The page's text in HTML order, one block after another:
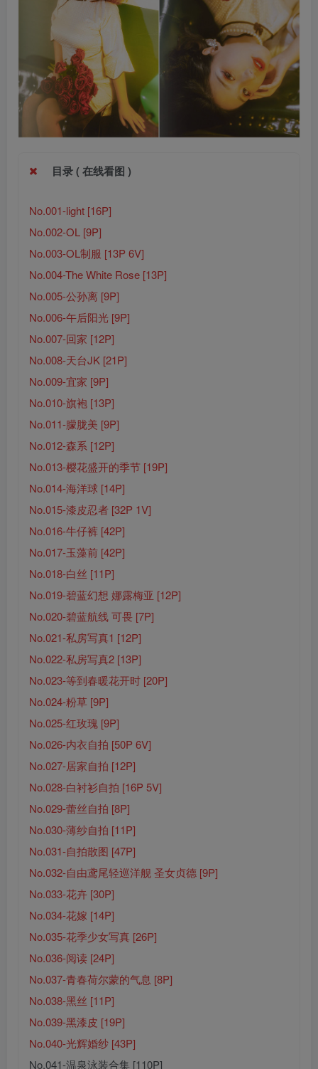
目录 ( 在线看图 )
No.001-light [16P]
No.002-OL [9P]
No.003-OL制服 [13P 6V]
No.004-The White Rose [13P]
No.005-公孙离 [9P]
No.006-午后阳光 [9P]
No.007-回家 [12P]
No.008-天台JK [21P]
No.009-宜家 [9P]
No.010-旗袍 [13P]
No.011-朦胧美 [9P]
No.012-森系 [12P]
No.013-樱花盛开的季节 [19P]
No.014-海洋球 [14P]
No.015-漆皮忍者 [32P 1V]
No.016-牛仔裤 [42P]
No.017-玉藻前 [42P]
No.018-白丝 [11P]
No.019-碧蓝幻想 娜露梅亚 [12P]
No.020-碧蓝航线 可畏 [7P]
No.021-私房写真1 [12P]
No.022-私房写真2 [13P]
No.023-等到春暖花开时 [20P]
No.024-粉草 [9P]
No.025-红玫瑰 [9P]
No.026-内衣自拍 [50P 6V]
No.027-居家自拍 [12P]
No.028-白衬衫自拍 [16P 5V]
No.029-蕾丝自拍 [8P]
No.030-薄纱自拍 [11P]
No.031-自拍散图 [47P]
No.032-自由鸢尾轻巡洋舰 圣女贞德 [9P]
No.033-花卉 [30P]
No.034-花嫁 [14P]
No.035-花季少女写真 [26P]
No.036-阅读 [24P]
No.037-青春荷尔蒙的气息 [8P]
No.038-黑丝 [11P]
No.039-黑漆皮 [19P]
No.040-光辉婚纱 [43P]
No.041-温泉泳装合集 [110P]